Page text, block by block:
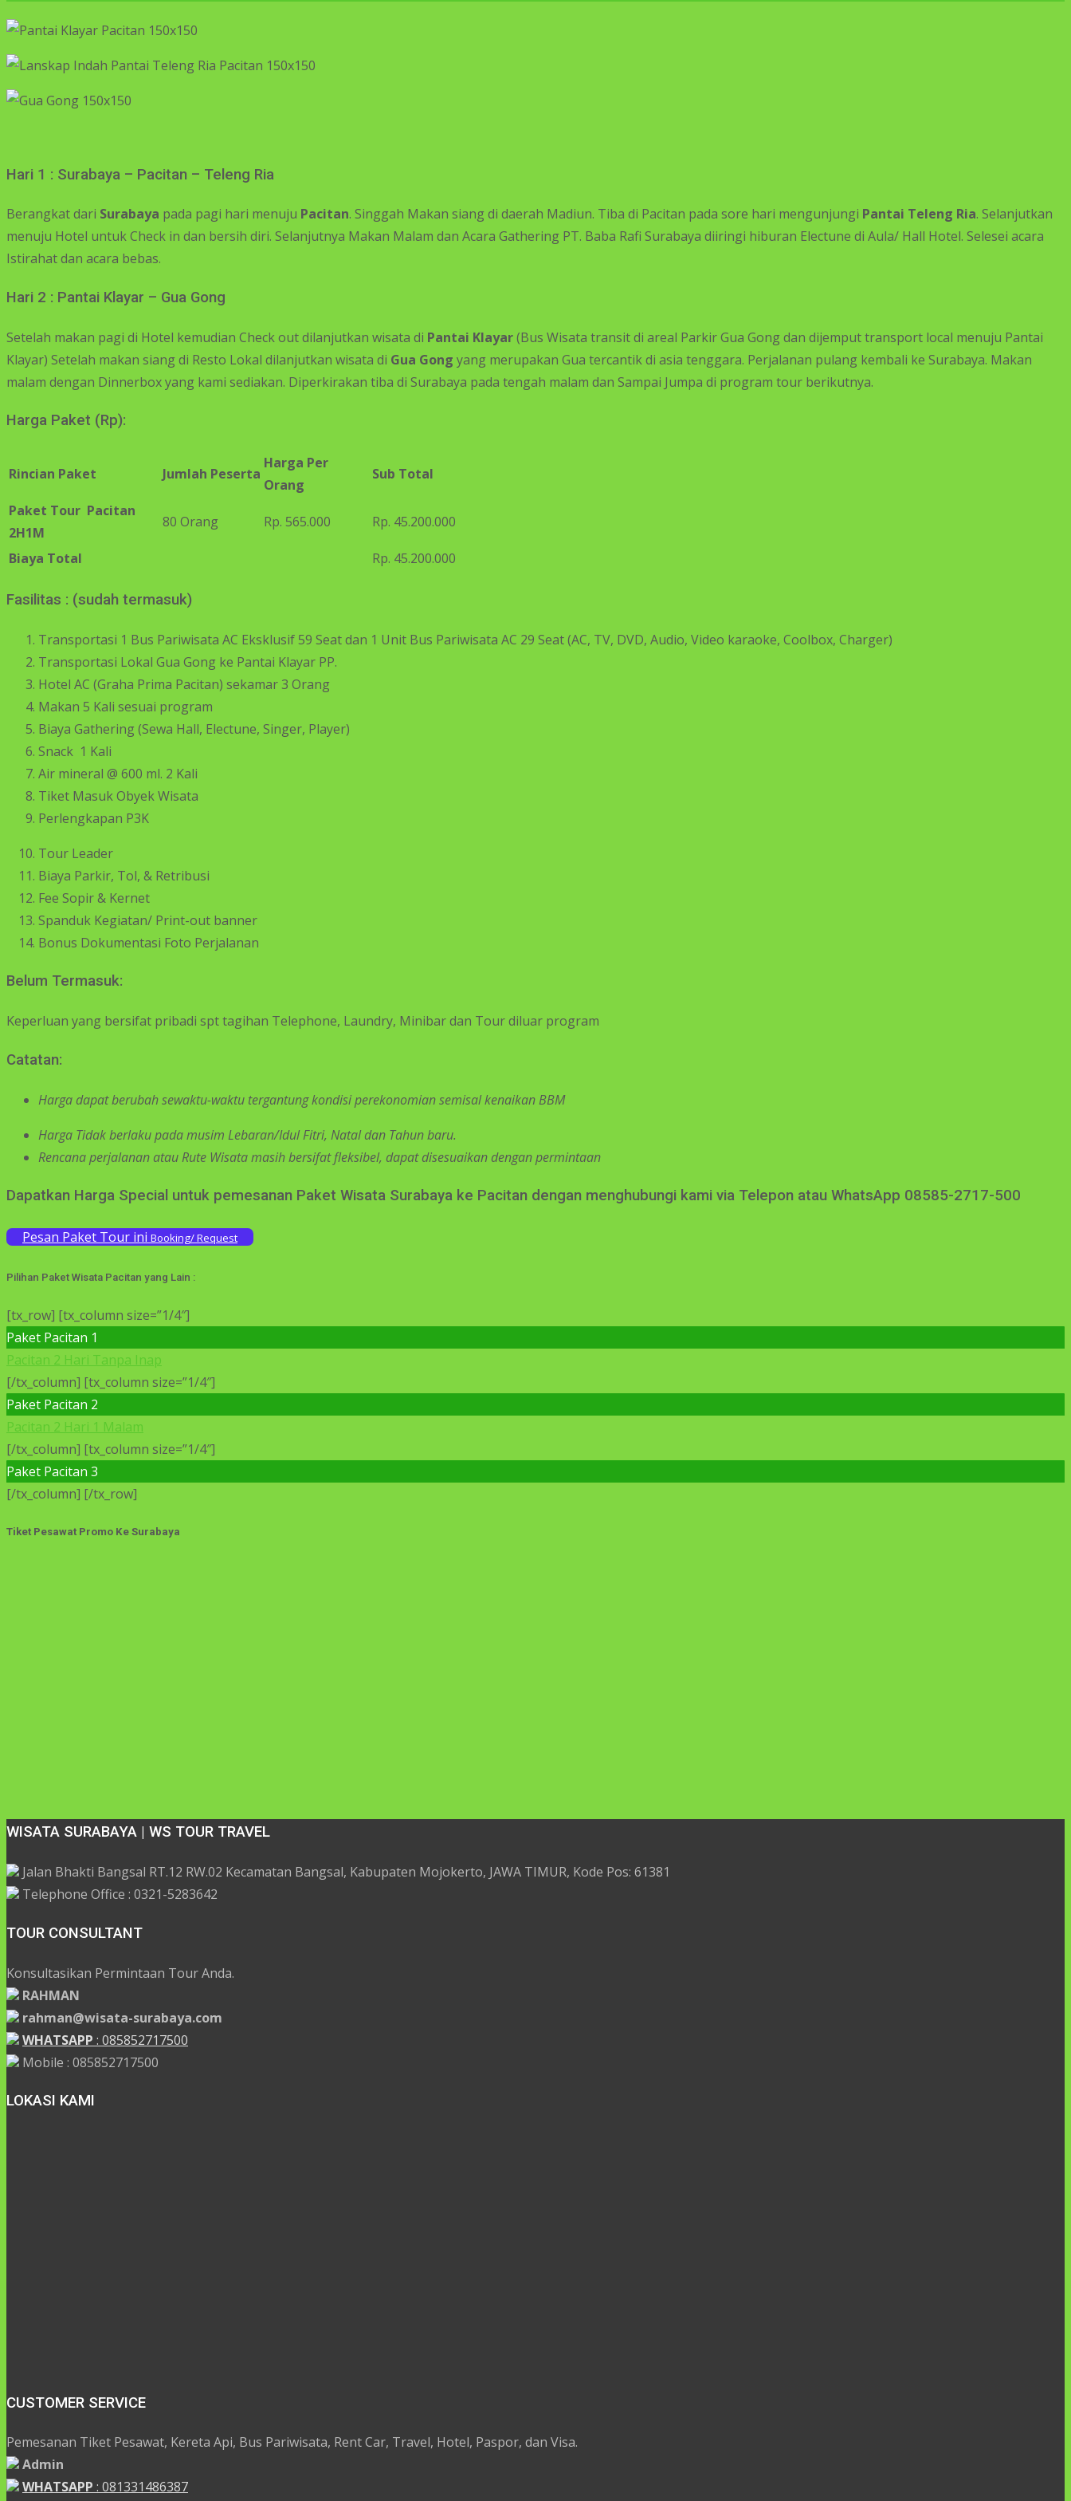
Hari 1 : Surabaya – Pacitan – Teleng Ria
Berangkat dari Surabaya pada pagi hari menuju Pacitan. Singgah Makan siang di daerah Madiun. Tiba di Pacitan pada sore hari mengunjungi Pantai Teleng Ria. Selanjutkan
menuju Hotel untuk Check in dan bersih diri. Selanjutnya Makan Malam dan Acara Gathering PT. Baba Rafi Surabaya diiringi hiburan Electune di Aula/ Hall Hotel. Selesei acara
Istirahat dan acara bebas.
Hari 2 : Pantai Klayar – Gua Gong
Setelah makan pagi di Hotel kemudian Check out dilanjutkan wisata di Pantai Klayar(Bus Wisata transit di areal Parkir Gua Gong dan dijemput transport local menuju Pantai
Klayar) Setelah makan siang di Resto Lokal dilanjutkan wisata di Gua Gong yang merupakan Gua tercantik di asia tenggara. Perjalanan pulang kembali ke Surabaya. Makan
malam dengan Dinnerbox yang kami sediakan. Diperkirakan tiba di Surabaya pada tengah malam dan Sampai Jumpa di program tour berikutnya.
Harga Paket (Rp):
Rincian Paket Jumlah Peserta
Harga Per
Orang
Sub Total
Paket Tour Pacitan
2H1M
80 Orang Rp. 565.000 Rp. 45.200.000
Biaya Total Rp. 45.200.000
Fasilitas : (sudah termasuk)
Transportasi 1 Bus Pariwisata AC Eksklusif 59 Seat dan 1 Unit Bus Pariwisata AC 29 Seat (AC, TV, DVD, Audio, Video karaoke, Coolbox, Charger)
Transportasi Lokal Gua Gong ke Pantai Klayar PP.
Hotel AC (Graha Prima Pacitan) sekamar 3 Orang
Makan 5 Kali sesuai program
Biaya Gathering (Sewa Hall, Electune, Singer, Player)
Snack 1 Kali
Air mineral @ 600 ml. 2 Kali
Tiket Masuk Obyek Wisata
Perlengkapan P3K
Tour Leader
Biaya Parkir, Tol, & Retribusi
Fee Sopir & Kernet
Spanduk Kegiatan/ Print-out banner
Bonus Dokumentasi Foto Perjalanan
Belum Termasuk:
Keperluan yang bersifat pribadi spt tagihan Telephone, Laundry, Minibar dan Tour diluar program
Catatan:
Hargadapatberubahsewaktu-waktu tergantung kondisi perekonomian semisal kenaikan BBM
Harga Tidak berlaku pada musim Lebaran/Idul Fitri, Natal dan Tahun baru.
Rencana perjalanan atau Rute Wisata masih bersifat fleksibel, dapat disesuaikan dengan permintaan
Dapatkan Harga Special untuk pemesanan Paket Wisata Surabaya ke Pacitan dengan menghubungi kami via Telepon atau WhatsApp 08585-2717-500
Pesan Paket Tour ini Booking/ Request
Pilihan Paket Wisata Pacitan yang Lain :
[tx_row] [tx_column size=”1/4″]
Paket Pacitan 1
Pacitan 2 Hari Tanpa Inap
[/tx_column] [tx_column size=”1/4″]
Paket Pacitan 2
Pacitan 2 Hari 1 Malam
[/tx_column] [tx_column size=”1/4″]
Paket Pacitan 3
[/tx_column] [/tx_row]
Tiket Pesawat Promo Ke Surabaya
WISATA SURABAYA | WS TOUR TRAVEL
Jalan Bhakti Bangsal RT.12 RW.02 Kecamatan Bangsal, Kabupaten Mojokerto, JAWA TIMUR, Kode Pos: 61381
Telephone Office : 0321-5283642
TOUR CONSULTANT
Konsultasikan Permintaan Tour Anda.
RAHMAN
rahman@wisata-surabaya.com
WHATSAPP : 085852717500
Mobile : 085852717500
LOKASI KAMI
CUSTOMER SERVICE
Pemesanan Tiket Pesawat, Kereta Api, Bus Pariwisata, Rent Car, Travel, Hotel, Paspor, dan Visa.
Admin
WHATSAPP : 081331486387